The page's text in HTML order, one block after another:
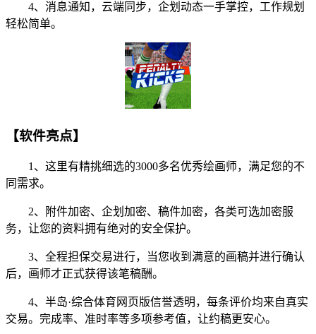
4、消息通知，云端同步，企划动态一手掌控，工作规划
轻松简单。
【软件亮点】
1、这里有精挑细选的3000多名优秀绘画师，满足您的不
同需求。
2、附件加密、企划加密、稿件加密，各类可选加密服
务，让您的资料拥有绝对的安全保护。
3、全程担保交易进行，当您收到满意的画稿并进行确认
后，画师才正式获得该笔稿酬。
4、半岛·综合体育网页版信誉透明，每条评价均来自真实
交易。完成率、准时率等多项参考值，让约稿更安心。